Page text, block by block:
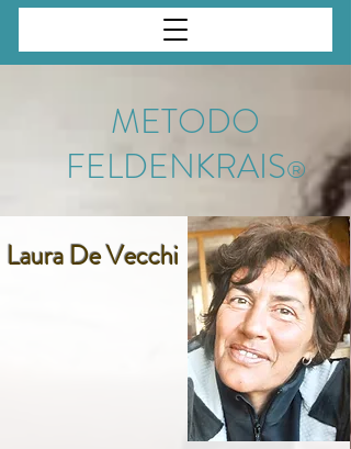
METODO
FELDENKRAIS®
Laura De Vecchi